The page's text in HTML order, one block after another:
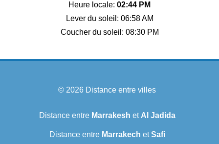
Heure locale: 02:44 PM
Lever du soleil: 06:58 AM
Coucher du soleil: 08:30 PM
© 2026 Distance entre villes
Distance entre Marrakesh et Al Jadida
Distance entre Marrakech etSafi